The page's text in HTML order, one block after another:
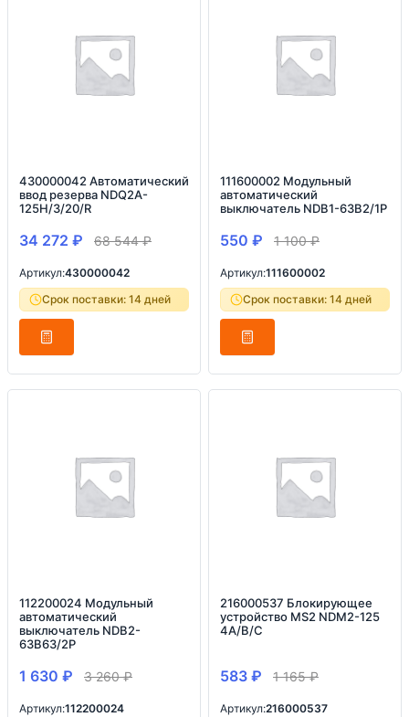
430000042 Автоматический
ввод резерва NDQ2A-
125H/3/20/R
34 272 ₽ 68 544₽
Артикул:430000042
Срок поставки: 14 дней
111600002 Модульный
автоматический
выключатель NDB1-63B2/1P
550 ₽ 1 100₽
Артикул:111600002
Срок поставки: 14 дней
112200024 Модульный
автоматический
выключатель NDB2-
63B63/2P
1 630 ₽ 3 260₽
Артикул:112200024
216000537 Блокирующее
устройство MS2 NDM2-125
4A/B/C
583 ₽ 1 165₽
Артикул:216000537